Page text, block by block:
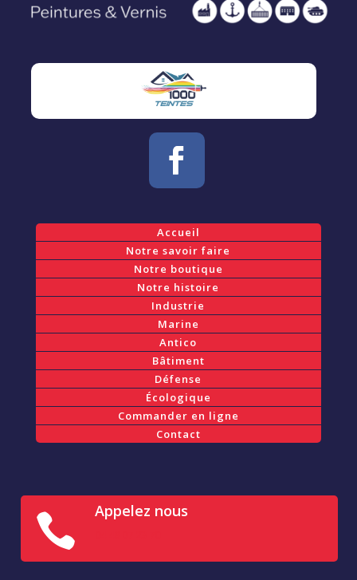
Accueil
Notre savoir faire
Notre boutique
Notre histoire
Industrie
Marine
Antico
Bâtiment
Défense
Écologique
Commander en ligne
Contact
 Appelez nous